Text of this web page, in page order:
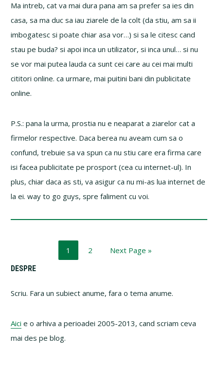
Ma intreb, cat va mai dura pana am sa prefer sa ies din
casa, sa ma duc sa iau ziarele de la colt (da stiu, am sa ii
imbogatesc si poate chiar asa vor…) si sa le citesc cand
stau pe buda? si apoi inca un utilizator, si inca unul… si nu
se vor mai putea lauda ca sunt cei care au cei mai multi
cititori online. ca urmare, mai puitini bani din publicitate
online.
P.S.: pana la urma, prostia nu e neaparat a ziarelor cat a
firmelor respective. Daca berea nu aveam cum sa o
confund, trebuie sa va spun ca nu stiu care era firma care
isi facea publicitate pe prosport (cea cu internet-ul). In
plus, chiar daca as sti, va asigur ca nu mi-as lua internet de
la ei. way to go guys, spre faliment cu voi.
Page
1 Page
2
Go
Next Page »
Primary
Sidebar
DESPRE
Scriu. Fara un subiect anume, fara o tema anume.
Aici e o arhiva a perioadei 2005-2013, cand scriam ceva
mai des pe blog.